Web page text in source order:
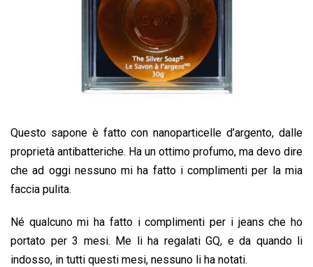
Questo sapone è fatto con nanoparticelle d’argento, dalle
proprietà antibatteriche. Ha un ottimo profumo, ma devo dire
che ad oggi nessuno mi ha fatto i complimenti per la mia
faccia pulita.
Né qualcuno mi ha fatto i complimenti per i jeans che ho
portato per 3 mesi. Me li ha regalati GQ, e da quando li
indosso, in tutti questi mesi, nessuno li ha notati.